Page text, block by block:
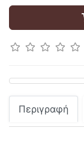
Περιγραφή